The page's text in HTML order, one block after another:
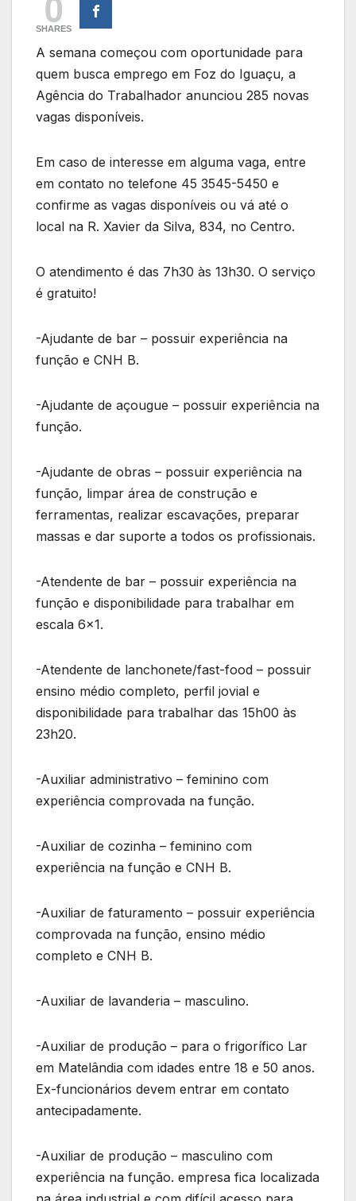
SHARES
A semana começou com oportunidade para
quem busca emprego em Foz do Iguaçu, a
Agência do Trabalhador anunciou 285 novas
vagas disponíveis.
Em caso de interesse em alguma vaga, entre
em contato no telefone 45 3545-5450 e
confirme as vagas disponíveis ou vá até o
local na R. Xavier da Silva, 834, no Centro.
O atendimento é das 7h30 às 13h30. O serviço
é gratuito!
-Ajudante de bar – possuir experiência na
função e CNH B.
-Ajudante de açougue – possuir experiência na
função.
-Ajudante de obras – possuir experiência na
função, limpar área de construção e
ferramentas, realizar escavações, preparar
massas e dar suporte a todos os profissionais.
-Atendente de bar – possuir experiência na
função e disponibilidade para trabalhar em
escala 6×1.
-Atendente de lanchonete/fast-food – possuir
ensino médio completo, perfil jovial e
disponibilidade para trabalhar das 15h00 às
23h20.
-Auxiliar administrativo – feminino com
experiência comprovada na função.
-Auxiliar de cozinha – feminino com
experiência na função e CNH B.
-Auxiliar de faturamento – possuir experiência
comprovada na função, ensino médio
completo e CNH B.
-Auxiliar de lavanderia – masculino.
-Auxiliar de produção – para o frigorífico Lar
em Matelândia com idades entre 18 e 50 anos.
Ex-funcionários devem entrar em contato
antecipadamente.
-Auxiliar de produção – masculino com
experiência na função. empresa fica localizada